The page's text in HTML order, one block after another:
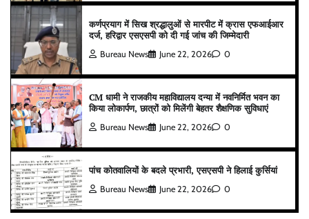
कर्णप्रयाग में सिख श्रद्धालुओं से मारपीट में क्रास एफआईआर
दर्ज, हरिद्वार एसएसपी को दी गई जांच की जिम्मेदारी
Bureau News June 22, 2026 0
CM धामी ने राजकीय महाविद्यालय दन्या में नवनिर्मित भवन का
किया लोकार्पण, छात्रों को मिलेंगी बेहतर शैक्षणिक सुविधाएं
Bureau News June 22, 2026 0
पांच कोतवालियों के बदले प्रभारी, एसएसपी ने हिलाई कुर्सियां
Bureau News June 22, 2026 0